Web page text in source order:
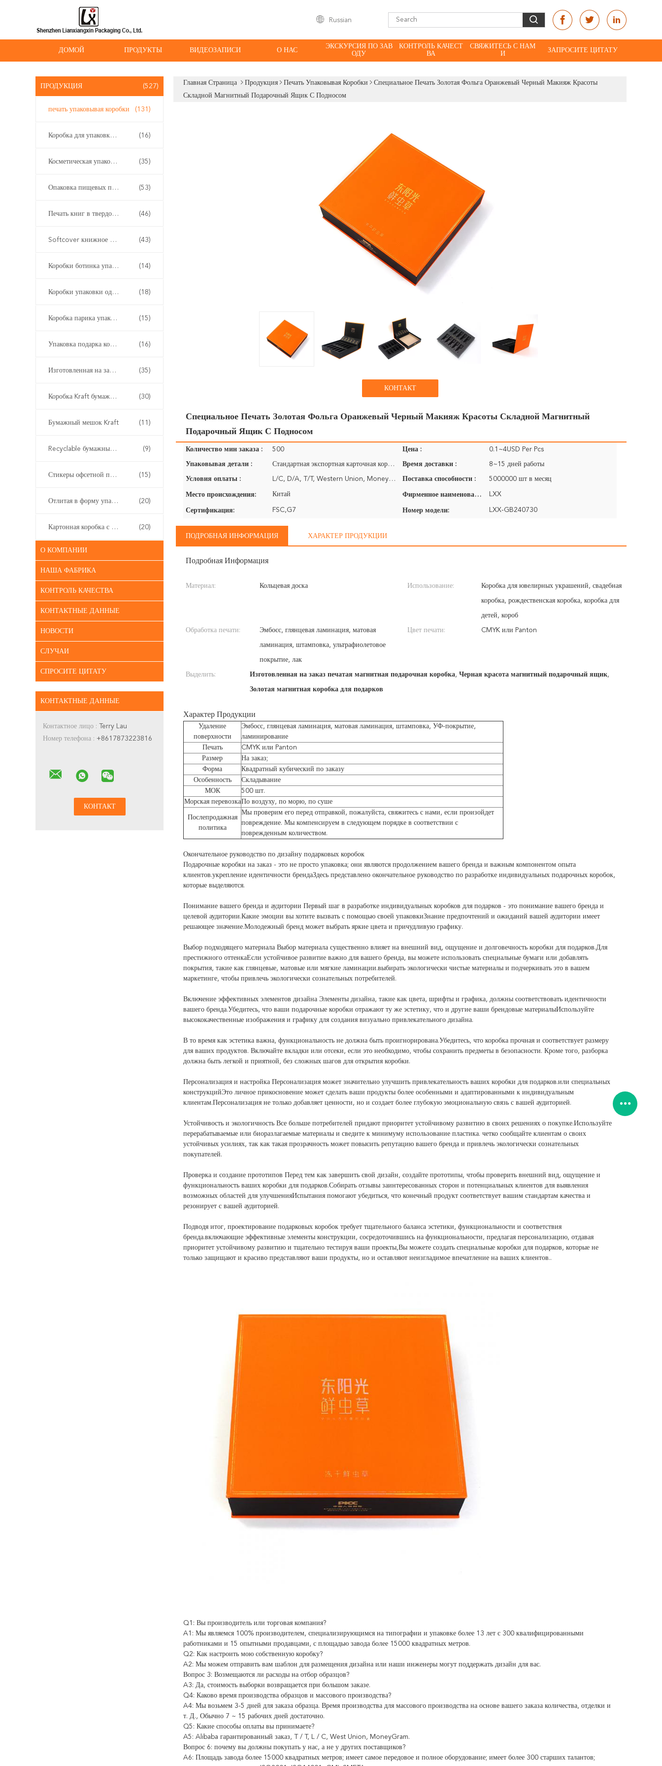
Russian
ДОМОЙ ПРОДУКТЫ ВИДЕОЗАПИСИ О НАС
ЭКСКУРСИЯ ПО ЗАВ
ОДУ
КОНТРОЛЬ КАЧЕСТ
ВА
СВЯЖИТЕСЬ С НАМ
И
ЗАПРОСИТЕ ЦИТАТУ
ПРОДУКЦИЯ (527)
печать упаковывая коробки (131)
Коробка для упаковки вейпов (16)
Косметическая упаковывая коробка (35)
Опаковка пищевых продуктов (53)
Печать книг в твердом переплете (46)
Softcover книжное производство (43)
Коробки ботинка упаковывая (14)
Коробки упаковки одежды (18)
Коробка парика упаковывая (15)
Упаковка подарка коробки дозора (16)
Изготовленная на заказ упаковка подарка (35)
Коробка Kraft бумажная упаковывая (30)
Бумажный мешок Kraft (11)
Recyclable бумажные сумки подарка (9)
Стикеры офсетной печати (15)
Отлитая в форму упаковка пульпы (20)
Картонная коробка с циппом (20)
О КОМПАНИИ
НАША ФАБРИКА
КОНТРОЛЬ КАЧЕСТВА
КОНТАКТНЫЕ ДАННЫЕ
НОВОСТИ
СЛУЧАИ
СПРОСИТЕ ЦИТАТУ
КОНТАКТНЫЕ ДАННЫЕ
Контактное лицо : Terry Lau
Номер телефона : +8617873223816
Главная Страница Продукция Печать Упаковывая Коробки
Специальное Печать Золотая Фольга Оранжевый Черный Макияж Красоты
Складной Магнитный Подарочный Ящик С Подносом
КОНТАКТ
Специальное Печать Золотая Фольга Оранжевый Черный Макияж Красоты Складной Магнитный
Подарочный Ящик С Подносом
Количество мин заказа : 500 Цена : 0.1~4USD Per Pcs
Упаковывая детали : Стандартная экспортная карточная коробка или пользовательская карточная коробка на основе требований Время доставки : 8~15 дней работы
Условия оплаты : L/C, D/A, T/T, Western Union, MoneyGram Поставка способности : 5000000 шт в месяц
Место происхождения: Китай Фирменное наименование: LXX
Сертификация: FSC,G7 Номер модели: LXX-GB240730
ПОДРОБНАЯ ИНФОРМАЦИЯ ХАРАКТЕР ПРОДУКЦИИ
Подробная Информация
Материал: Кольцевая доска Использование: Коробка для ювелирных украшений, свадебная
коробка, рождественская коробка, коробка для
детей, короб
Обработка печати: Эмбосс, глянцевая ламинация, матовая
ламинация, штамповка, ультрафиолетовое
покрытие, лак
Цвет печати: CMYK или Panton
Выделить: Изготовленная на заказ печатая магнитная подарочная коробка, Черная красота магнитный подарочный ящик,
Золотая магнитная коробка для подарков
Характер Продукции
Удаление
поверхности
Эмбосс, глянцевая ламинация, матовая ламинация, штамповка, УФ-покрытие,
ламинирование
Печать
CMYK или Panton
Размер
На заказ;
Форма
Квадратный кубический по заказу
Особенность
Складывание
МОК
500 шт.
Морская перевозкаПо воздуху, по морю, по суше
Послепродажная
политика
Мы проверим его перед отправкой, пожалуйста, свяжитесь с нами, если произойдет
повреждение. Мы компенсируем в следующем порядке в соответствии с
поврежденным количеством.
Окончательное руководство по дизайну подарковых коробок
Подарочные коробки на заказ - это не просто упаковка; они являются продолжением вашего бренда и важным компонентом опыта
клиентов.укрепление идентичности брендаЗдесь представлено окончательное руководство по разработке индивидуальных подарочных коробок,
которые выделяются.
Понимание вашего бренда и аудитории Первый шаг в разработке индивидуальных коробков для подарков - это понимание вашего бренда и
целевой аудитории.Какие эмоции вы хотите вызвать с помощью своей упаковкиЗнание предпочтений и ожиданий вашей аудитории имеет
решающее значение.Молодежный бренд может выбрать яркие цвета и причудливую графику.
Выбор подходящего материала Выбор материала существенно влияет на внешний вид, ощущение и долговечность коробки для подарков.Для
престижного оттенкаЕсли устойчивое развитие важно для вашего бренда, вы можете использовать специальные бумаги или добавлять
покрытия, такие как глянцевые, матовые или мягкие ламинации.выбирать экологически чистые материалы и подчеркивать это в вашем
маркетинге, чтобы привлечь экологически сознательных потребителей.
Включение эффективных элементов дизайна Элементы дизайна, такие как цвета, шрифты и графика, должны соответствовать идентичности
вашего бренда.Убедитесь, что ваши подарочные коробки отражают ту же эстетику, что и другие ваши брендовые материалыИспользуйте
высококачественные изображения и графику для создания визуально привлекательного дизайна.
В то время как эстетика важна, функциональность не должна быть проигнорирована.Убедитесь, что коробка прочная и соответствует размеру
для ваших продуктов. Включайте вкладки или отсеки, если это необходимо, чтобы сохранить предметы в безопасности. Кроме того, разборка
должна быть легкой и приятной, без сложных шагов для открытия коробки.
Персонализация и настройка Персонализация может значительно улучшить привлекательность ваших коробки для подарков.или специальных
конструкцийЭто личное прикосновение может сделать ваши продукты более особенными и адаптированными к индивидуальным
клиентам.Персонализация не только добавляет ценности, но и создает более глубокую эмоциональную связь с вашей аудиторией.
Устойчивость и экологичность Все больше потребителей придают приоритет устойчивому развитию в своих решениях о покупке.Используйте
перерабатываемые или биоразлагаемые материалы и сведите к минимуму использование пластика. четко сообщайте клиентам о своих
устойчивых усилиях, так как такая прозрачность может повысить репутацию вашего бренда и привлечь экологически сознательных
покупателей.
Проверка и создание прототипов Перед тем как завершить свой дизайн, создайте прототипы, чтобы проверить внешний вид, ощущение и
функциональность ваших коробки для подарков.Собирать отзывы заинтересованных сторон и потенциальных клиентов для выявления
возможных областей для улучшенияИспытания помогают убедиться, что конечный продукт соответствует вашим стандартам качества и
резонирует с вашей аудиторией.
Подводя итог, проектирование подарковых коробок требует тщательного баланса эстетики, функциональности и соответствия
бренда.включающие эффективные элементы конструкции, сосредоточившись на функциональности, предлагая персонализацию, отдавая
приоритет устойчивому развитию и тщательно тестируя ваши проекты,Вы можете создать специальные коробки для подарков, которые не
только защищают и красиво представляют ваши продукты, но и оставляют неизгладимое впечатление на ваших клиентов..
Q1: Вы производитель или торговая компания?
A1: Мы являемся 100% производителем, специализирующимся на типографии и упаковке более 13 лет с 300 квалифицированными
работниками и 15 опытными продавцами, с площадью завода более 15000 квадратных метров.
Q2: Как настроить мою собственную коробку?
A2: Мы можем отправить вам шаблон для размещения дизайна или наши инженеры могут поддержать дизайн для вас.
Вопрос 3: Возмещаются ли расходы на отбор образцов?
A3: Да, стоимость выборки возвращается при большом заказе.
Q4: Каково время производства образцов и массового производства?
A4: Мы возьмем 3-5 дней для заказа образца. Время производства для массового производства на основе вашего заказа количества, отделки и
т. Д., Обычно 7 ~ 15 рабочих дней достаточно.
Q5: Какие способы оплаты вы принимаете?
A5: Alibaba гарантированный заказ, T / T, L / C, West Union, MoneyGram.
Вопрос 6: почему вы должны покупать у нас, а не у других поставщиков?
A6: Площадь завода более 15000 квадратных метров; имеет самое передовое и полное оборудование; имеет более 300 старших талантов;